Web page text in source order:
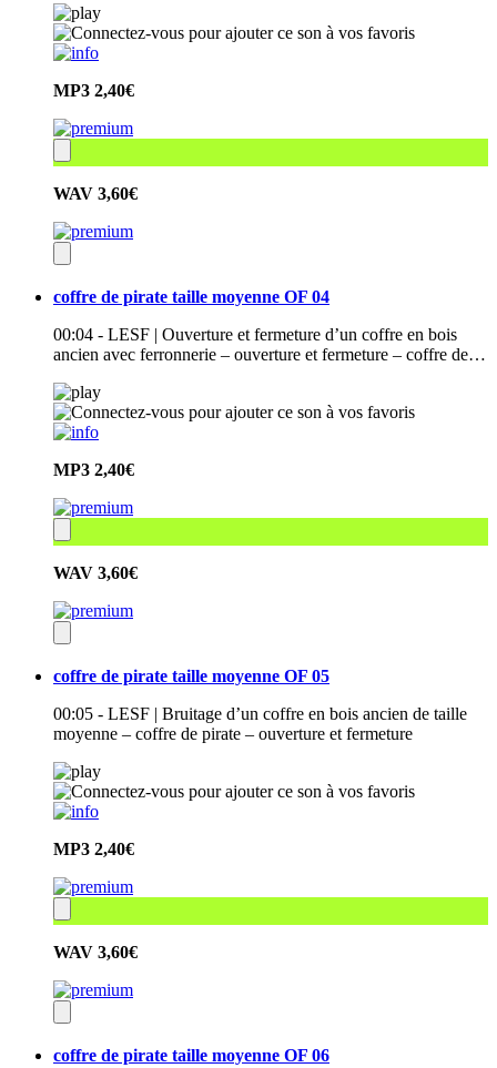
MP3 2,40€
WAV 3,60€
coffre de pirate taille moyenne OF 04
00:04 - LESF | Ouverture et fermeture d’un coffre en bois
ancien avec ferronnerie – ouverture et fermeture – coffre de…
MP3 2,40€
WAV 3,60€
coffre de pirate taille moyenne OF 05
00:05 - LESF | Bruitage d’un coffre en bois ancien de taille
moyenne – coffre de pirate – ouverture et fermeture
MP3 2,40€
WAV 3,60€
coffre de pirate taille moyenne OF 06